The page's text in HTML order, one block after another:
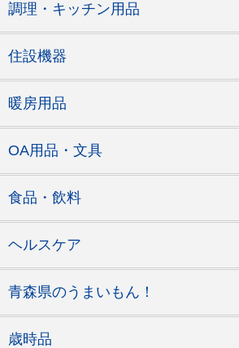
調理・キッチン用品
住設機器
暖房用品
OA用品・文具
食品・飲料
ヘルスケア
青森県のうまいもん！
歳時品